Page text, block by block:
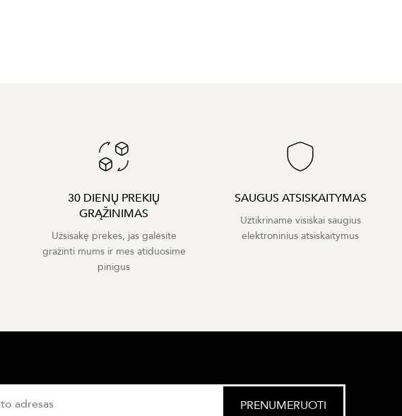
30 DIENŲ PREKIŲ
GRĄŽINIMAS
Užsisakę prekes, jas galėsite
gražinti mums ir mes atiduosime
pinigus
SAUGUS ATSISKAITYMAS
Užtikriname visiškai saugius
elektroninius atsiskaitymus